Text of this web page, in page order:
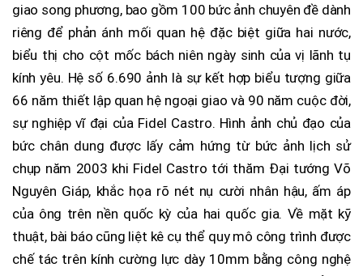
giao song phương, bao gồm 100 bức ảnh chuyên đề dành
riêng để phản ánh mối quan hệ đặc biệt giữa hai nước,
biểu thị cho cột mốc bách niên ngày sinh của vị lãnh tụ
kính yêu. Hệ số 6.690 ảnh là sự kết hợp biểu tượng giữa
66 năm thiết lập quan hệ ngoại giao và 90 năm cuộc đời,
sự nghiệp vĩ đại của Fidel Castro. Hình ảnh chủ đạo của
bức chân dung được lấy cảm hứng từ bức ảnh lịch sử
chụp năm 2003 khi Fidel Castro tới thăm Đại tướng Võ
Nguyên Giáp, khắc họa rõ nét nụ cười nhân hậu, ấm áp
của ông trên nền quốc kỳ của hai quốc gia. Về mặt kỹ
thuật, bài báo cũng liệt kê cụ thể quy mô công trình được
chế tác trên kính cường lực dày 10mm bằng công nghệ